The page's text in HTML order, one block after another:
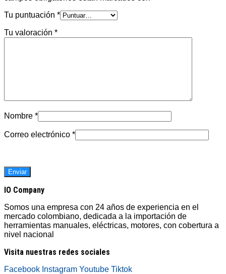
Tu puntuación *
Tu valoración *
Nombre *
Correo electrónico *
IO Company
Somos una empresa con 24 años de experiencia en el
mercado colombiano, dedicada a la importación de
herramientas manuales, eléctricas, motores, con cobertura a
nivel nacional
Visita nuestras redes sociales
Facebook Instagram Youtube Tiktok